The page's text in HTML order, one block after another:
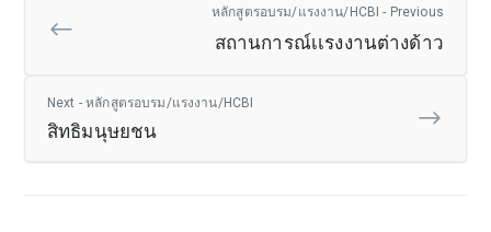
หลักสูตรอบรม/แรงงาน/HCBI - Previous
สถานการณ์เเรงงานต่างด้าว
Next - หลักสูตรอบรม/แรงงาน/HCBI
สิทธิมนุษยชน